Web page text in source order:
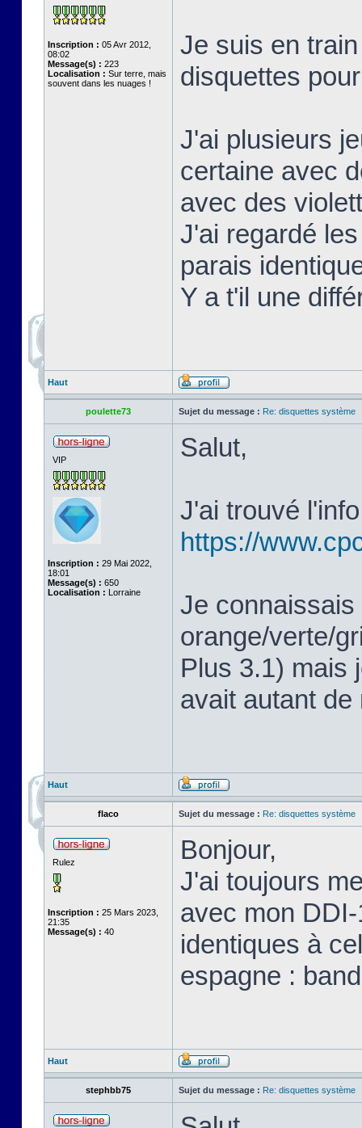
Inscription : 05 Avr 2012,
08:02
Message(s) : 223
Localisation : Sur terre, mais
souvent dans les nuages !
Je suis en
disquettes
J'ai plusieurs
certaine avec
avec des
J'ai regardé
parais
Y a t'il une
Haut
poulette73 Sujet du message : Re: disquettes système
VIP
Inscription : 29 Mai 2022,
18:01
Message(s) : 650
Localisation : Lorraine
Salut,
J'ai trouvé
https://
Je
orange/verte/
Plus 3.1) mais
avait autant
Haut
flaco Sujet du message : Re: disquettes système
Rulez
Inscription : 25 Mars 2023,
21:35
Message(s) : 40
Bonjour,
J'ai toujours
avec mon
identiques à
espagne :
Haut
stephbb75 Sujet du message : Re: disquettes système